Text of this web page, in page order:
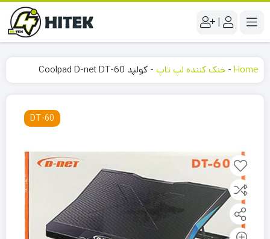
|
Home
- خنک کننده لپ تاپ - کولپد Coolpad D-net DT-60
DT-60